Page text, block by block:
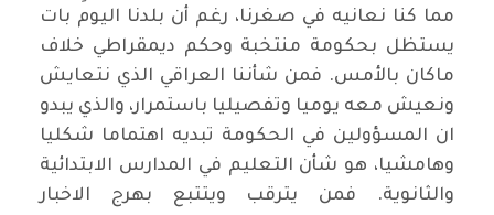
مما كنا نعانيه في صغرنا، رغم أن بلدنا اليوم بات
يستظل بحكومة منتخبة وحكم ديمقراطي خلاف
ماكان بالأمس. فمن شأننا العراقي الذي نتعايش
ونعيش معه يوميا وتفصيليا باستمرار، والذي يبدو
ان المسؤولين في الحكومة تبديه اهتماما شكليا
وهامشيا، هو شأن التعليم في المدارس الابتدائية
والثانوية. فمن يترقب ويتتبع بهرج الاخبار